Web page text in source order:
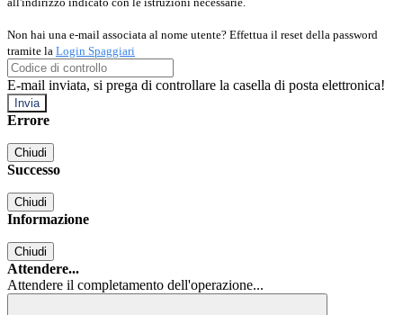
Non hai una e-mail associata al nome utente? Effettua il reset della password
tramite la Login Spaggiari
E-mail inviata, si prega di controllare la casella di posta elettronica!
Errore
Chiudi
Successo
Chiudi
Informazione
Chiudi
Attendere...
Attendere il completamento dell'operazione...